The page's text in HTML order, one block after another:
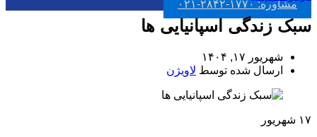
مشاوره: ۱۷۷۰-۲۸۴۲-۰۲۱
سبک زندگی اسپانیایی ها
شهریور ۱۷, ۱۴۰۴
ارسال شده توسط لاویژن
۱۷ شهریور